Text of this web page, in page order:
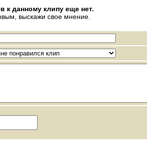
к данному клипу еще нет.
выскажи свое мнение.